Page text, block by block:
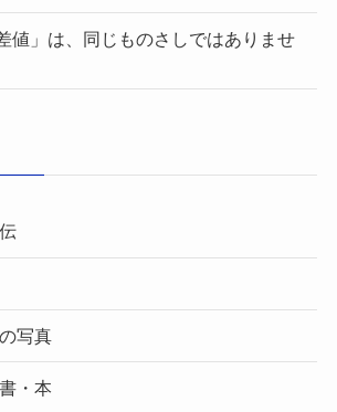
値」は、同じものさしではありませ
写真
・本